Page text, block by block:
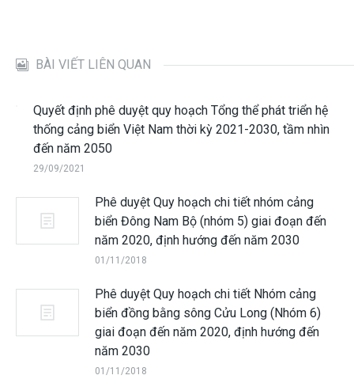
BÀI VIẾT LIÊN QUAN
Quyết định phê duyệt quy hoạch Tổng thể phát triển hệ
thống cảng biển Việt Nam thời kỳ 2021-2030, tầm nhìn
đến năm 2050
29/09/2021
Phê duyệt Quy hoạch chi tiết nhóm cảng
biển Đông Nam Bộ (nhóm 5) giai đoạn đến
năm 2020, định hướng đến năm 2030
01/11/2018
Phê duyệt Quy hoạch chi tiết Nhóm cảng
biển đồng bằng sông Cửu Long (Nhóm 6)
giai đoạn đến năm 2020, định hướng đến
năm 2030
01/11/2018